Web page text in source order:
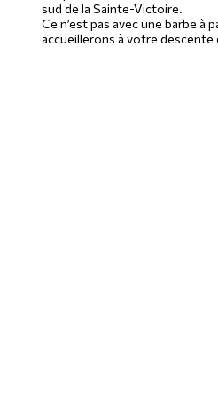
sud de la Sainte-Victoire.
Ce n’est pas avec une barbe à
accueillerons à votre